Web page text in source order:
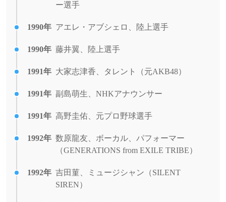
ー選手
1990年 アエレ・アブシェロ、陸上選手
1990年 藤井翼、陸上選手
1991年 大家志津香、タレント（元AKB48）
1991年 副島萌生、NHKアナウンサー
1991年 高野圭佑、元プロ野球選手
1992年 数原龍友、ボーカル、パフォーマー
（GENERATIONS from EXILE TRIBE）
1992年 吉田菫、ミュージシャン（SILENT
SIREN）